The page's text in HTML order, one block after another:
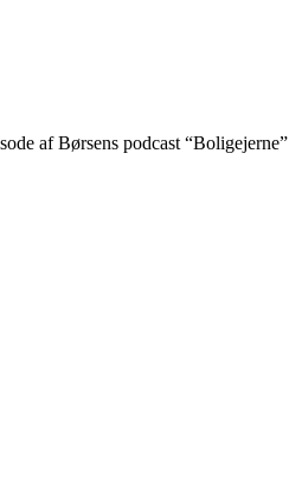
af Børsens podcast “Boligejerne”